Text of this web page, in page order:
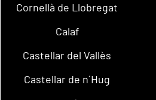
Cornellà de Llobregat
Calaf
Castellar del Vallès
Castellar de n´Hug